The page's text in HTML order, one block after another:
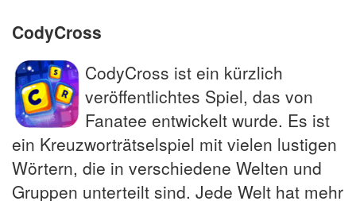
CodyCross
CodyCross ist ein kürzlich
veröffentlichtes Spiel, das von
Fanatee entwickelt wurde. Es ist
ein Kreuzworträtselspiel mit vielen lustigen
Wörtern, die in verschiedene Welten und
Gruppen unterteilt sind. Jede Welt hat mehr